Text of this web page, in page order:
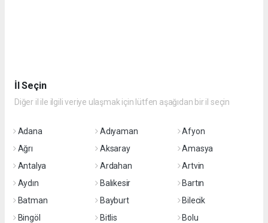
İl Seçin
Diğer il ile ilgili veriye ulaşmak için lütfen aşağıdan bir il seçin
Adana Adıyaman
Afyon
Ağrı
Aksaray
Amasya
Antalya
Ardahan
Artvin
Aydın
Balıkesir
Bartın
Batman
Bayburt
Bilecik
Bingöl
Bitlis
Bolu